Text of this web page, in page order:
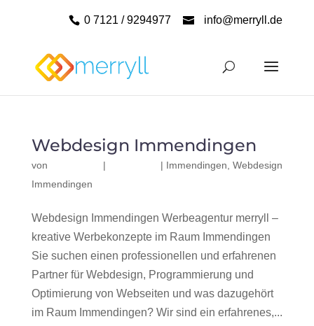
0 7121 / 9294977 info@merryll.de
Webdesign Immendingen
von | | Immendingen Webdesign
Immendingen
Webdesign Immendingen Werbeagentur merryll –
kreative Werbekonzepte im Raum Immendingen
Sie suchen einen professionellen und erfahrenen
Partner für Webdesign, Programmierung und
Optimierung von Webseiten und was dazugehört
im Raum Immendingen? Wir sind ein erfahrenes,...